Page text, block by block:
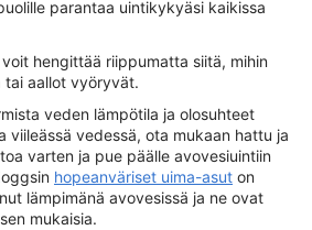
parantaa uintikykyäsi kaikissa
hengittää riippumatta siitä, mihin
tai aallot vyöryvät.
veden lämpötila ja olosuhteet
viileässä vedessä, ota mukaan hattu ja
varten ja pue päälle avovesiuintiin
hopeanväriset uima-asut on
lämpimänä avovesissä ja ne ovat
mukaisia.